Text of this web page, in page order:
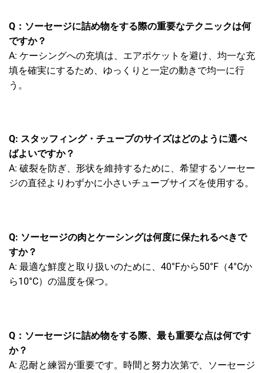
Q：ソーセージに詰め物をする際の重要なテクニックは何
ですか？
A: ケーシングへの充填は、エアポケットを避け、均一な充
填を確実にするため、ゆっくりと一定の動きで均一に行
う。
Q: スタッフィング・チューブのサイズはどのように選べ
ばよいですか？
A: 破裂を防ぎ、形状を維持するために、希望するソーセー
ジの直径よりわずかに小さいチューブサイズを使用する。
Q: ソーセージの肉とケーシングは何度に保たれるべきで
すか？
A: 最適な鮮度と取り扱いのために、40°Fから50°F（4°Cか
ら10°C）の温度を保つ。
Q：ソーセージに詰め物をする際、最も重要な点は何です
か？
A: 忍耐と練習が重要です。時間と努力次第で、ソーセージ